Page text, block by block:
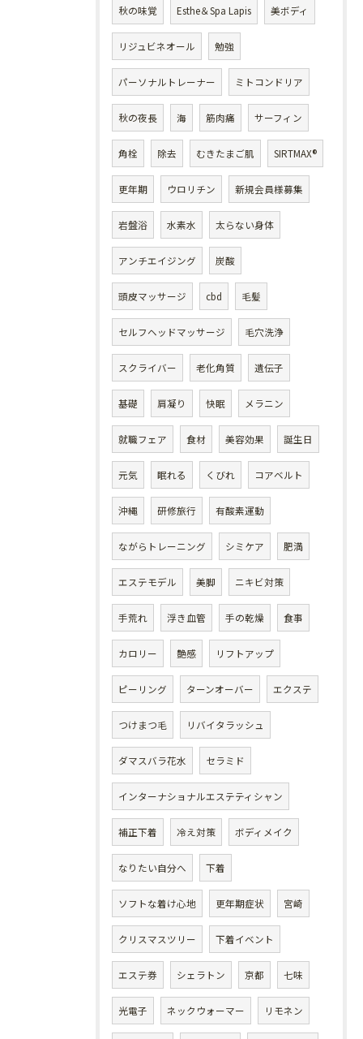
秋の味覚 Esthe＆Spa Lapis 美ボディ
リジュビネオール 勉強
パーソナルトレーナー ミトコンドリア
秋の夜長 海 筋肉痛 サーフィン
角栓 除去 むきたまご肌 SIRTMAX®
更年期 ウロリチン 新規会員様募集
岩盤浴 水素水 太らない身体
アンチエイジング 炭酸
頭皮マッサージ cbd 毛髪
セルフヘッドマッサージ 毛穴洗浄
スクライバー 老化角質 遺伝子
基礎 肩凝り 快眠 メラニン
就職フェア 食材 美容効果 誕生日
元気 眠れる くびれ コアベルト
沖縄 研修旅行 有酸素運動
ながらトレーニング シミケア 肥満
エステモデル 美脚 ニキビ対策
手荒れ 浮き血管 手の乾燥 食事
カロリー 艶感 リフトアップ
ピーリング ターンオーバー エクステ
つけまつ毛 リバイタラッシュ
ダマスバラ花水 セラミド
インターナショナルエステティシャン
補正下着 冷え対策 ボディメイク
なりたい自分へ 下着
ソフトな着け心地 更年期症状 宮崎
クリスマスツリー 下着イベント
エステ券 シェラトン 京都 七味
光電子 ネックウォーマー リモネン